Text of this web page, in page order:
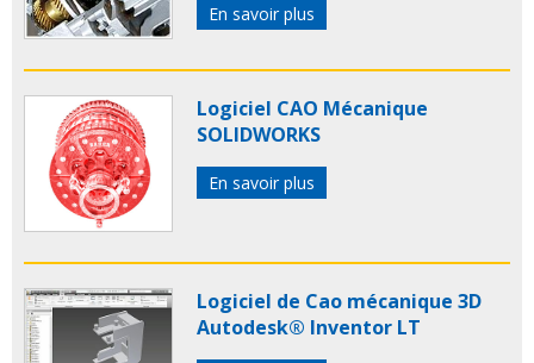
En savoir plus
Logiciel CAO Mécanique
SOLIDWORKS
En savoir plus
Logiciel de Cao mécanique 3D
Autodesk® Inventor LT